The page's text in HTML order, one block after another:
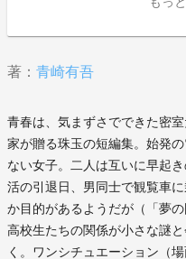
著： 青崎有吾
青春は、気まずさでできた密
家が贈る珠玉の短編集。始発
ない女子。二人は互いに早起
活の引退日、男同士で観覧車
か目的があるようだが（「夢
高校生たちの関係が小さな謎
く。ワンシチュエーション（